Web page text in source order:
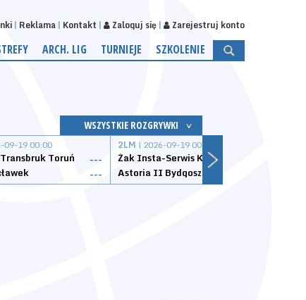
Reklama Kontakt Zaloguj się Zarejestruj konto
ARCH. LIG TURNIEJE SZKOLENIE
WSZYSTKIE ROZGRYWKI
09-19 00:00
Toruń
---
---
2LM | 2026-09-19 00:00
Żak Insta-Serwis Koszalin
Astoria II Bydgoszcz